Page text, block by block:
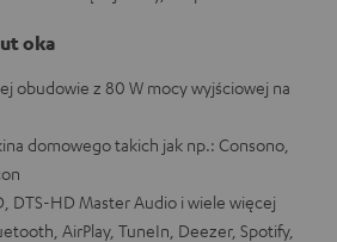
oka
obudowie z 80 W mocy wyjściowej na
domowego takich jak np.: Consono,
DTS-HD Master Audio i wiele więcej
AirPlay, TuneIn, Deezer, Spotify,